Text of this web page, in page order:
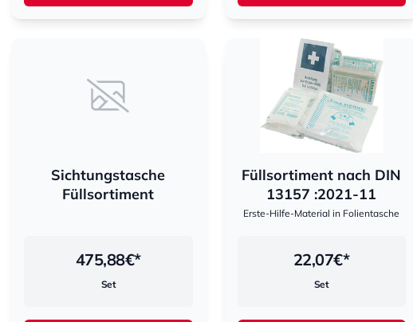
Sichtungstasche
Füllsortiment
475,88€*
Set
Füllsortiment nach DIN
13157 :2021-11
Erste-Hilfe-Material in Folientasche
22,07€*
Set